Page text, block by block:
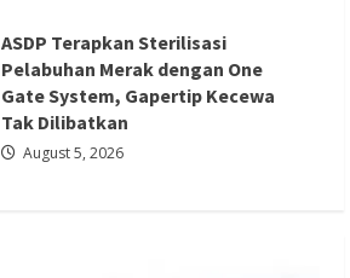
ASDP Terapkan Sterilisasi
Pelabuhan Merak dengan One
Gate System, Gapertip Kecewa
Tak Dilibatkan
August 5, 2026